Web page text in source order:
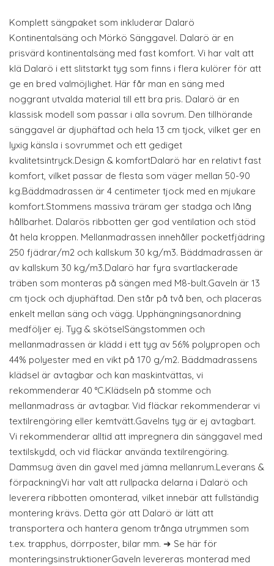
Komplett sängpaket som inkluderar Dalarö
Kontinentalsäng och Mörkö Sänggavel. Dalarö är en
prisvärd kontinentalsäng med fast komfort. Vi har valt att
klä Dalarö i ett slitstarkt tyg som finns i flera kulörer för att
ge en bred valmöjlighet. Här får man en säng med
noggrant utvalda material till ett bra pris. Dalarö är en
klassisk modell som passar i alla sovrum. Den tillhörande
sänggavel är djuphäftad och hela 13 cm tjock, vilket ger en
lyxig känsla i sovrummet och ett gediget
kvalitetsintryck.Design & komfortDalarö har en relativt fast
komfort, vilket passar de flesta som väger mellan 50-90
kg.Bäddmadrassen är 4 centimeter tjock med en mjukare
komfort.Stommens massiva träram ger stadga och lång
hållbarhet. Dalarös ribbotten ger god ventilation och stöd
åt hela kroppen. Mellanmadrassen innehåller pocketfjädring
250 fjädrar/m2 och kallskum 30 kg/m3. Bäddmadrassen är
av kallskum 30 kg/m3.Dalarö har fyra svartlackerade
träben som monteras på sängen med M8-bult.Gaveln är 13
cm tjock och djuphäftad. Den står på två ben, och placeras
enkelt mellan säng och vägg. Upphängningsanordning
medföljer ej. Tyg & skötselSängstommen och
mellanmadrassen är klädd i ett tyg av 56% polypropen och
44% polyester med en vikt på 170 g/m2. Bäddmadrassens
klädsel är avtagbar och kan maskintvättas, vi
rekommenderar 40 °C.Klädseln på stomme och
mellanmadrass är avtagbar. Vid fläckar rekommenderar vi
textilrengöring eller kemtvätt.Gavelns tyg är ej avtagbart.
Vi rekommenderar alltid att impregnera din sänggavel med
textilskydd, och vid fläckar använda textilrengöring.
Dammsug även din gavel med jämna mellanrum.Leverans &
förpackningVi har valt att rullpacka delarna i Dalarö och
leverera ribbotten omonterad, vilket innebär att fullständig
montering krävs. Detta gör att Dalarö är lätt att
transportera och hantera genom trånga utrymmen som
t.ex. trapphus, dörrposter, bilar mm. ➜ Se här för
monteringsinstruktionerGaveln levereras monterad med